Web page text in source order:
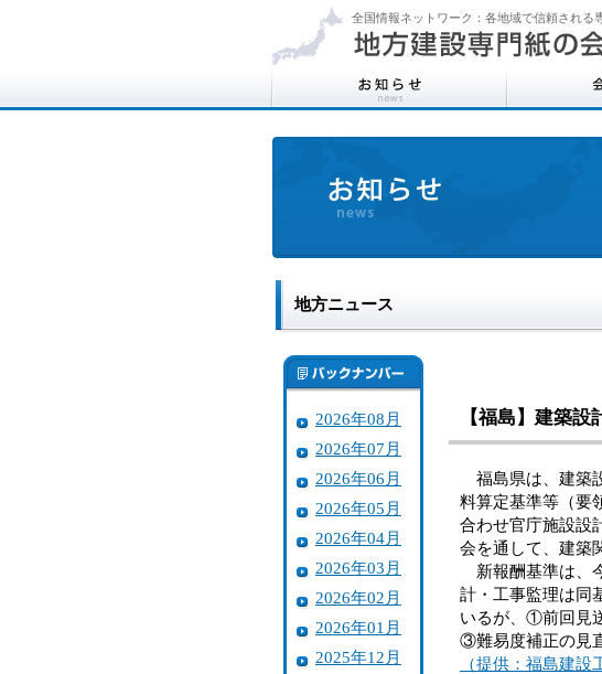
全国情報ネットワーク：各地域で信頼される
地方ニュース
2026年08月
2026年07月
2026年06月
2026年05月
2026年04月
2026年03月
2026年02月
2026年01月
2025年12月
【福島】建築
福島県は、建築
料算定基準等（要
合わせ官庁施設設
会を通して、建築
新報酬基準は、
計・工事監理は同
いるが、①前回見
③難易度補正の見
（提供：福島建設